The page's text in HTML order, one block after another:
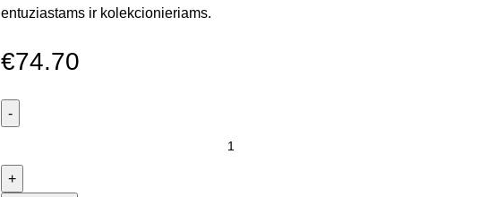
entuziastams ir kolekcionieriams.
€74.70